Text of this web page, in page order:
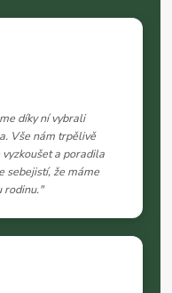
díky ní vybrali
Vše nám trpělivě
a poradila
sebejistí, že máme
rodinu."